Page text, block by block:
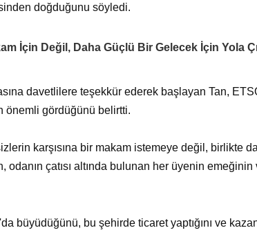
doğduğunu söyledi.
İçin Değil, Daha Güçlü Bir Gelecek İçin Yola
davetlilere teşekkür ederek başlayan Tan,
önemli gördüğünü belirtti.
karşısına bir makam istemeye değil, birlikte
odanın çatısı altında bulunan her üyenin
büyüdüğünü, bu şehirde ticaret yaptığını ve